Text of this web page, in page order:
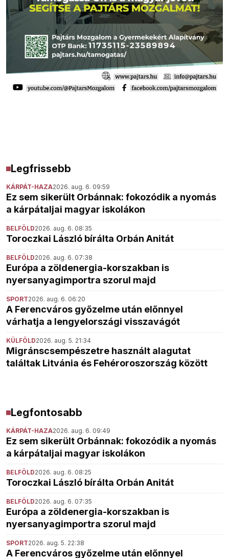
Legfrissebb
KÁRPÁT-HAZA2026. aug. 6. 09:59
Ez sem sikerült Orbánnak: fokozódik a nyomás
a kárpátaljai magyar iskolákon
BELFÖLD2026. aug. 6. 08:35
Toroczkai László bírálta Orbán Anitát
BELFÖLD2026. aug. 6. 07:38
Európa a zöldenergia-korszakban is
nyersanyagimportra szorul majd
SPORT2026. aug. 6. 06:20
A Ferencváros győzelme után előnnyel
várhatja a lengyelországi visszavágót
KÜLFÖLD2026. aug. 5. 21:34
Migránscsempészetre használt alagutat
találtak Litvánia és Fehéroroszország között
Legfontosabb
KÁRPÁT-HAZA2026. aug. 6. 09:49
Ez sem sikerült Orbánnak: fokozódik a nyomás
a kárpátaljai magyar iskolákon
BELFÖLD2026. aug. 6. 08:25
Toroczkai László bírálta Orbán Anitát
BELFÖLD2026. aug. 6. 07:35
Európa a zöldenergia-korszakban is
nyersanyagimportra szorul majd
SPORT2026. aug. 5. 22:38
A Ferencváros győzelme után előnnyel